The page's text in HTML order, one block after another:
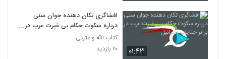
۰۱:۴۳
افشاگری تکان دهنده جوان سنی
درباره سکوت حکام بی غیرت عرب در
برابر جنایات اسرائیل
کتاب الله و عترتی
۲۰ بازدید